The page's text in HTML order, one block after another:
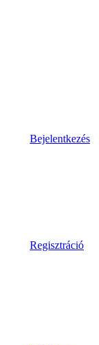
Bejelentkezés
Regisztráció